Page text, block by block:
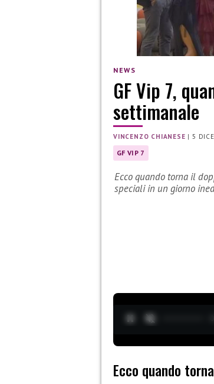
NEWS
GF Vip 7,
settimanale
VINCENZO CHIANESE |5
GF VIP 7
Ecco quando torna il
speciali in un giorno
Ecco quando